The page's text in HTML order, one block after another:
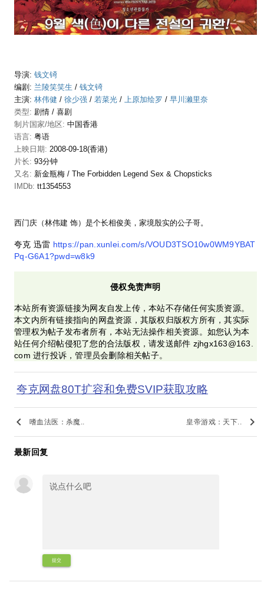
导演: 钱文锜
编剧: 兰陵笑笑生 / 钱文锜
主演: 林伟健 / 徐少强 / 若菜光 / 上原加绘罗 / 早川濑里奈
类型: 剧情 / 喜剧
制片国家/地区: 中国香港
语言: 粤语
上映日期: 2008-09-18(香港)
片长: 93分钟
又名: 新金瓶梅 / The Forbidden Legend Sex & Chopsticks
IMDb: tt1354553
西门庆（林伟建 饰）是个长相俊美，家境殷实的公子哥。
夸克 迅雷 https://pan.xunlei.com/s/VOUD3TSO10w0WM9YBAT
Pq-G6A1?pwd=w8k9
侵权免责声明
本站所有资源链接为网友自发上传，本站不存储任何实质资源。
本文内所有链接指向的网盘资源，其版权归版权方所有，其实际
管理权为帖子发布者所有，本站无法操作相关资源。如您认为本
站任何介绍帖侵犯了您的合法版权，请发送邮件 zjhgx163@163.
com 进行投诉，管理员会删除相关帖子。
夸克网盘80T扩容和免费SVIP获取攻略
keyboard_arrow_left 嗜血法医：杀魔.. 皇帝游戏：天下.. keyboard_arrow_right
最新回复
提交